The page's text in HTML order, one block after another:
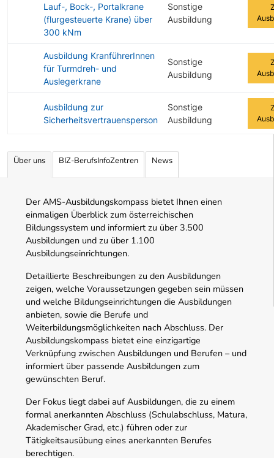
Lauf-, Bock-, Portalkrane
(flurgesteuerte Krane) über
300 kNm
Sonstige
Ausbildung
Ausbildung KranführerInnen
für Turmdreh- und
Auslegerkrane
Sonstige
Ausbildung
Ausbildung zur
Sicherheitsvertrauensperson
Sonstige
Ausbildung
Über uns BIZ-BerufsInfoZentren News
Der AMS-Ausbildungskompass bietet Ihnen einen
einmaligen Überblick zum österreichischen
Bildungssystem und informiert zu über 3.500
Ausbildungen und zu über 1.100
Ausbildungseinrichtungen.
Detaillierte Beschreibungen zu den Ausbildungen
zeigen, welche Voraussetzungen gegeben sein müssen
und welche Bildungseinrichtungen die Ausbildungen
anbieten, sowie die Berufe und
Weiterbildungsmöglichkeiten nach Abschluss. Der
Ausbildungskompass bietet eine einzigartige
Verknüpfung zwischen Ausbildungen und Berufen – und
informiert über passende Ausbildungen zum
gewünschten Beruf.
Der Fokus liegt dabei auf Ausbildungen, die zu einem
formal anerkannten Abschluss (Schulabschluss, Matura,
Akademischer Grad, etc.) führen oder zur
Tätigkeitsausübung eines anerkannten Berufes
berechtigen.